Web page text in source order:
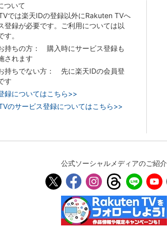
ついて
では楽天IDの登録以外にRakuten TVへ
登録が必要です。ご利用については以
。
持ちの方： 購入時にサービス登録も
されます
持ちでない方： 先に楽天IDの会員登
す
録についてはこちら>>
のサービス登録についてはこちら>>
公式ソーシャルメディアのご紹介